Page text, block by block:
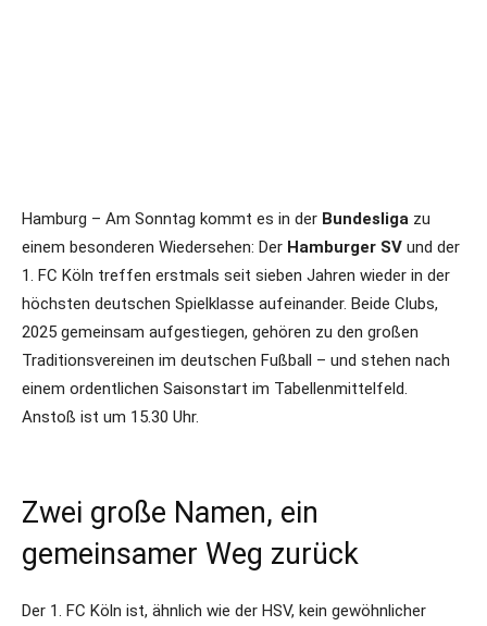
Hamburg – Am Sonntag kommt es in der Bundesliga zu
einem besonderen Wiedersehen: Der Hamburger SV und der
1. FC Köln treffen erstmals seit sieben Jahren wieder in der
höchsten deutschen Spielklasse aufeinander. Beide Clubs,
2025 gemeinsam aufgestiegen, gehören zu den großen
Traditionsvereinen im deutschen Fußball – und stehen nach
einem ordentlichen Saisonstart im Tabellenmittelfeld.
Anstoß ist um 15.30 Uhr.
Zwei große Namen, ein
gemeinsamer Weg zurück
Der 1. FC Köln ist, ähnlich wie der HSV, kein gewöhnlicher